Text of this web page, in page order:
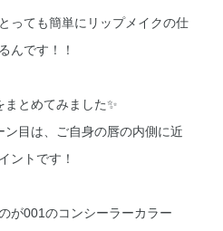
っても簡単にリップメイクの仕
んです！！
とめてみました✨
目は、ご自身の唇の内側に近
ントです！
が001のコンシーラーカラー